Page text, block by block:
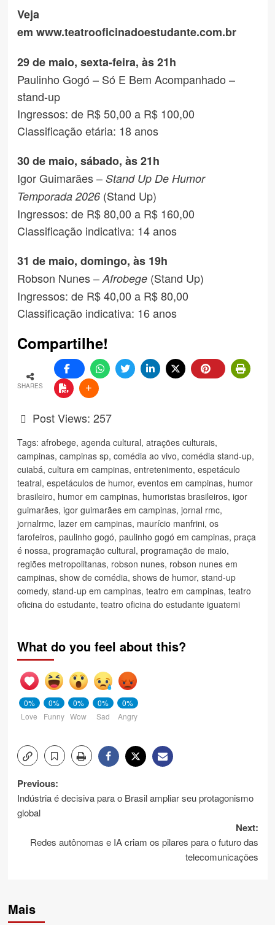
Veja
em www.teatrooficinadoestudante.com.br
29 de maio, sexta-feira, às 21h
Paulinho Gogó – Só E Bem Acompanhado –
stand-up
Ingressos: de R$ 50,00 a R$ 100,00
Classificação etária: 18 anos
30 de maio, sábado, às 21h
Igor Guimarães – Stand Up De Humor
Temporada 2026(Stand Up)
Ingressos: de R$ 80,00 a R$ 160,00
Classificação indicativa: 14 anos
31 de maio, domingo, às 19h
Robson Nunes –Afrobege(Stand Up)
Ingressos: de R$ 40,00 a R$ 80,00
Classificação indicativa: 16 anos
Compartilhe!
SHARES
Post Views: 257
Tags: afrobege, agenda cultural, atrações culturais,
campinas, campinas sp, comédia ao vivo, comédia stand-up,
cuiabá, cultura em campinas, entretenimento, espetáculo
teatral, espetáculos de humor, eventos em campinas, humor
brasileiro, humor em campinas, humoristas brasileiros, igor
guimarães, igor guimarães em campinas, jornal rmc,
jornalrmc, lazer em campinas, maurício manfrini, os
farofeiros, paulinho gogó, paulinho gogó em campinas, praça
é nossa, programação cultural, programação de maio,
regiões metropolitanas, robson nunes, robson nunes em
campinas, show de comédia, shows de humor, stand-up
comedy, stand-up em campinas, teatro em campinas, teatro
oficina do estudante, teatro oficina do estudante iguatemi
What do you feel about this?
0%
Love
0%
Funny
0%
Wow
0%
Sad
0%
Angry
Post
navigation
Previous:
Indústria é decisiva para o Brasil ampliar seu protagonismo
global
Next:
Redes autônomas e IA criam os pilares para o futuro das
telecomunicações
Mais